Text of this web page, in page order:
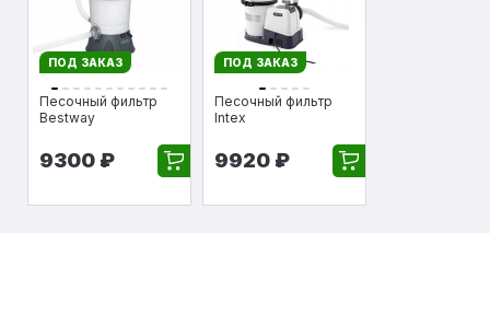
ПОД ЗАКАЗ
Песочный фильтр
Bestway
9300 ₽
ПОД ЗАКАЗ
Песочный фильтр
Intex
9920 ₽